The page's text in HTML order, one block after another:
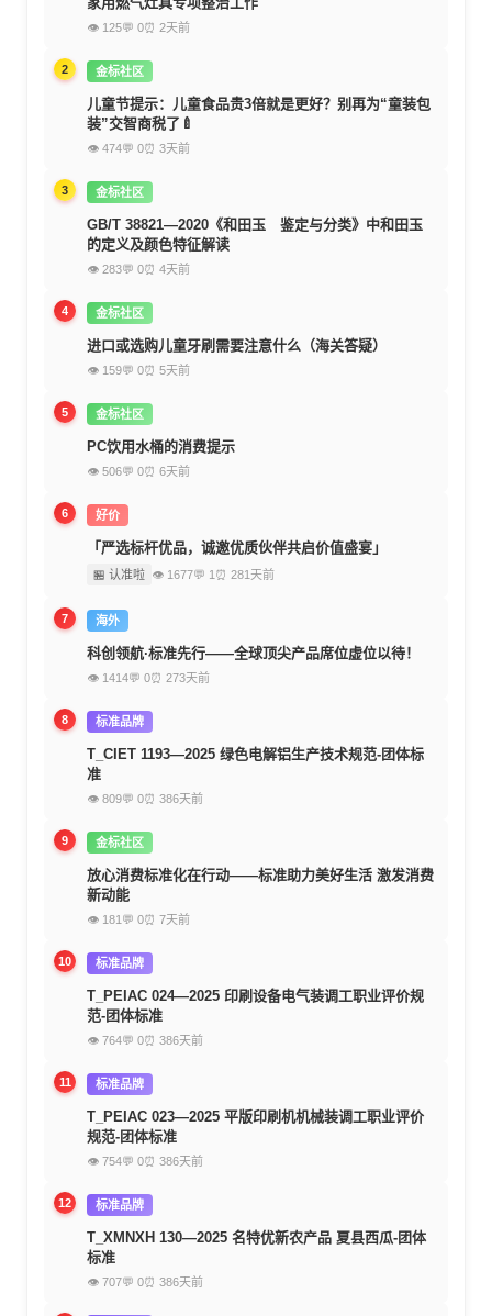
👁 125💬 0⏰ 2天前
2 金标社区
儿童节提示：儿童食品贵3倍就是更好？别再为“童装包
装”交智商税了🍼
👁 474💬 0⏰ 3天前
3 金标社区
GB/T 38821—2020《和田玉 鉴定与分类》中和田玉
的定义及颜色特征解读
👁 283💬 0⏰ 4天前
4 金标社区
进口或选购儿童牙刷需要注意什么（海关答疑）
👁 159💬 0⏰ 5天前
5 金标社区
PC饮用水桶的消费提示
👁 506💬 0⏰ 6天前
6 好价
「严选标杆优品，诚邀优质伙伴共启价值盛宴」
🏪 认准啦 👁 1677💬 1 ⏰ 281天前
7 海外
科创领航·标准先行——全球顶尖产品席位虚位以待！
👁 1414💬 0⏰ 273天前
8 标准品牌
T_CIET 1193—2025 绿色电解铝生产技术规范-团体标
准
👁 809💬 0⏰ 386天前
9 金标社区
放心消费标准化在行动——标准助力美好生活 激发消费
新动能
👁 181 💬 0⏰ 7天前
10 标准品牌
T_PEIAC 024—2025 印刷设备电气装调工职业评价规
范-团体标准
👁 764💬 0⏰ 386天前
11 标准品牌
T_PEIAC 023—2025 平版印刷机机械装调工职业评价
规范-团体标准
👁 754💬 0⏰ 386天前
12 标准品牌
T_XMNXH 130—2025 名特优新农产品 夏县西瓜-团体
标准
👁 707💬 0⏰ 386天前